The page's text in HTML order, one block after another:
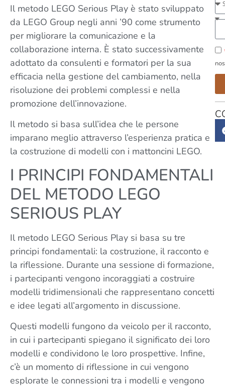
Il metodo LEGO Serious Play è stato sviluppato
da LEGO Group negli anni ’90 come strumento
per migliorare la comunicazione e la
collaborazione interna. È stato successivamente
adottato da consulenti e formatori per la sua
efficacia nella gestione del cambiamento, nella
risoluzione dei problemi complessi e nella
promozione dell’innovazione.
Il metodo si basa sull’idea che le persone
imparano meglio attraverso l’esperienza pratica e
la costruzione di modelli con i mattoncini LEGO.
I PRINCIPI FONDAMENTALI
DEL METODO LEGO
SERIOUS PLAY
Il metodo LEGO Serious Play si basa su tre
principi fondamentali: la costruzione, il racconto e
la riflessione. Durante una sessione di formazione,
i partecipanti vengono incoraggiati a costruire
modelli tridimensionali che rappresentano concetti
e idee legati all’argomento in discussione.
Questi modelli fungono da veicolo per il racconto,
in cui i partecipanti spiegano il significato dei loro
modelli e condividono le loro prospettive. Infine,
c’è un momento di riflessione in cui vengono
esplorate le connessioni tra i modelli e vengono